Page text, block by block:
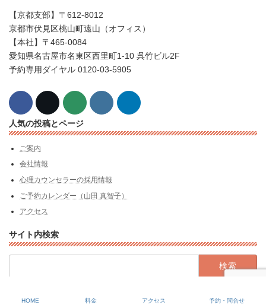
【京都支部】〒612-8012
京都市伏見区桃山町遠山（オフィス）
【本社】〒465-0084
愛知県名古屋市名東区西里町1-10 呉竹ビル2F
予約専用ダイヤル 0120-03-5905
人気の投稿とページ
ご案内
会社情報
心理カウンセラーの採用情報
ご予約カレンダー（山田 真智子）
アクセス
サイト内検索
HOME 料金 アクセス 予約・問合せ